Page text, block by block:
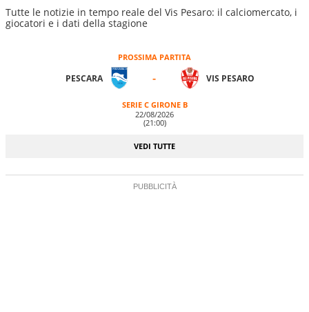
Tutte le notizie in tempo reale del Vis Pesaro: il calciomercato, i
giocatori e i dati della stagione
PROSSIMA PARTITA
PESCARA - VIS PESARO
SERIE C GIRONE B
22/08/2026
(21:00)
VEDI TUTTE